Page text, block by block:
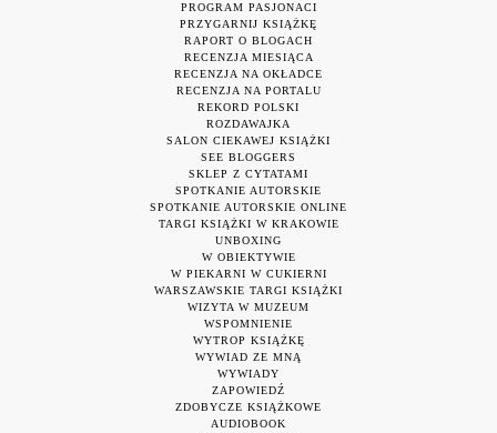
PROGRAM PASJONACI
PRZYGARNIJ KSIĄŻKĘ
RAPORT O BLOGACH
RECENZJA MIESIĄCA
RECENZJA NA OKŁADCE
RECENZJA NA PORTALU
REKORD POLSKI
ROZDAWAJKA
SALON CIEKAWEJ KSIĄŻKI
SEE BLOGGERS
SKLEP Z CYTATAMI
SPOTKANIE AUTORSKIE
SPOTKANIE AUTORSKIE ONLINE
TARGI KSIĄŻKI W KRAKOWIE
UNBOXING
W OBIEKTYWIE
W PIEKARNI W CUKIERNI
WARSZAWSKIE TARGI KSIĄŻKI
WIZYTA W MUZEUM
WSPOMNIENIE
WYTROP KSIĄŻKĘ
WYWIAD ZE MNĄ
WYWIADY
ZAPOWIEDŹ
ZDOBYCZE KSIĄŻKOWE
AUDIOBOOK